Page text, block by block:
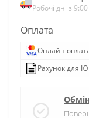
Робочі дні з
Оплата
Онлайн
Рахунок для